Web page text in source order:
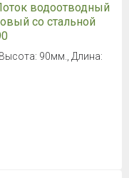
водоотводный
со стальной
90мм., Длина: